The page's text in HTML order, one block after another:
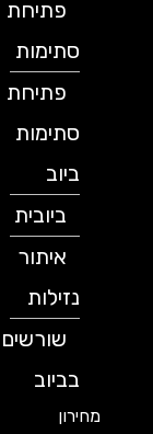
פתיחת
סתימות
פתיחת
סתימות
ביובית
איתור
נזילות
שורשים
בביוב
מחירון